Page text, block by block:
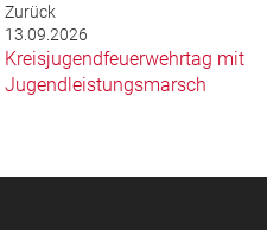
Zurück
13.09.2026
Kreisjugendfeuerwehrtag mit
Jugendleistungsmarsch